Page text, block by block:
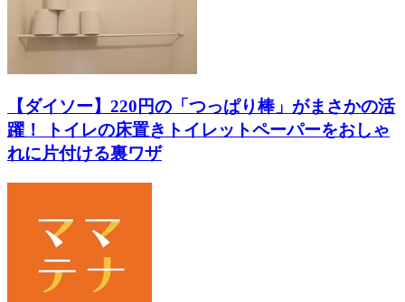
【ダイソー】220円の「つっぱり棒」がまさかの活
躍！ トイレの床置きトイレットペーパーをおしゃ
れに片付ける裏ワザ